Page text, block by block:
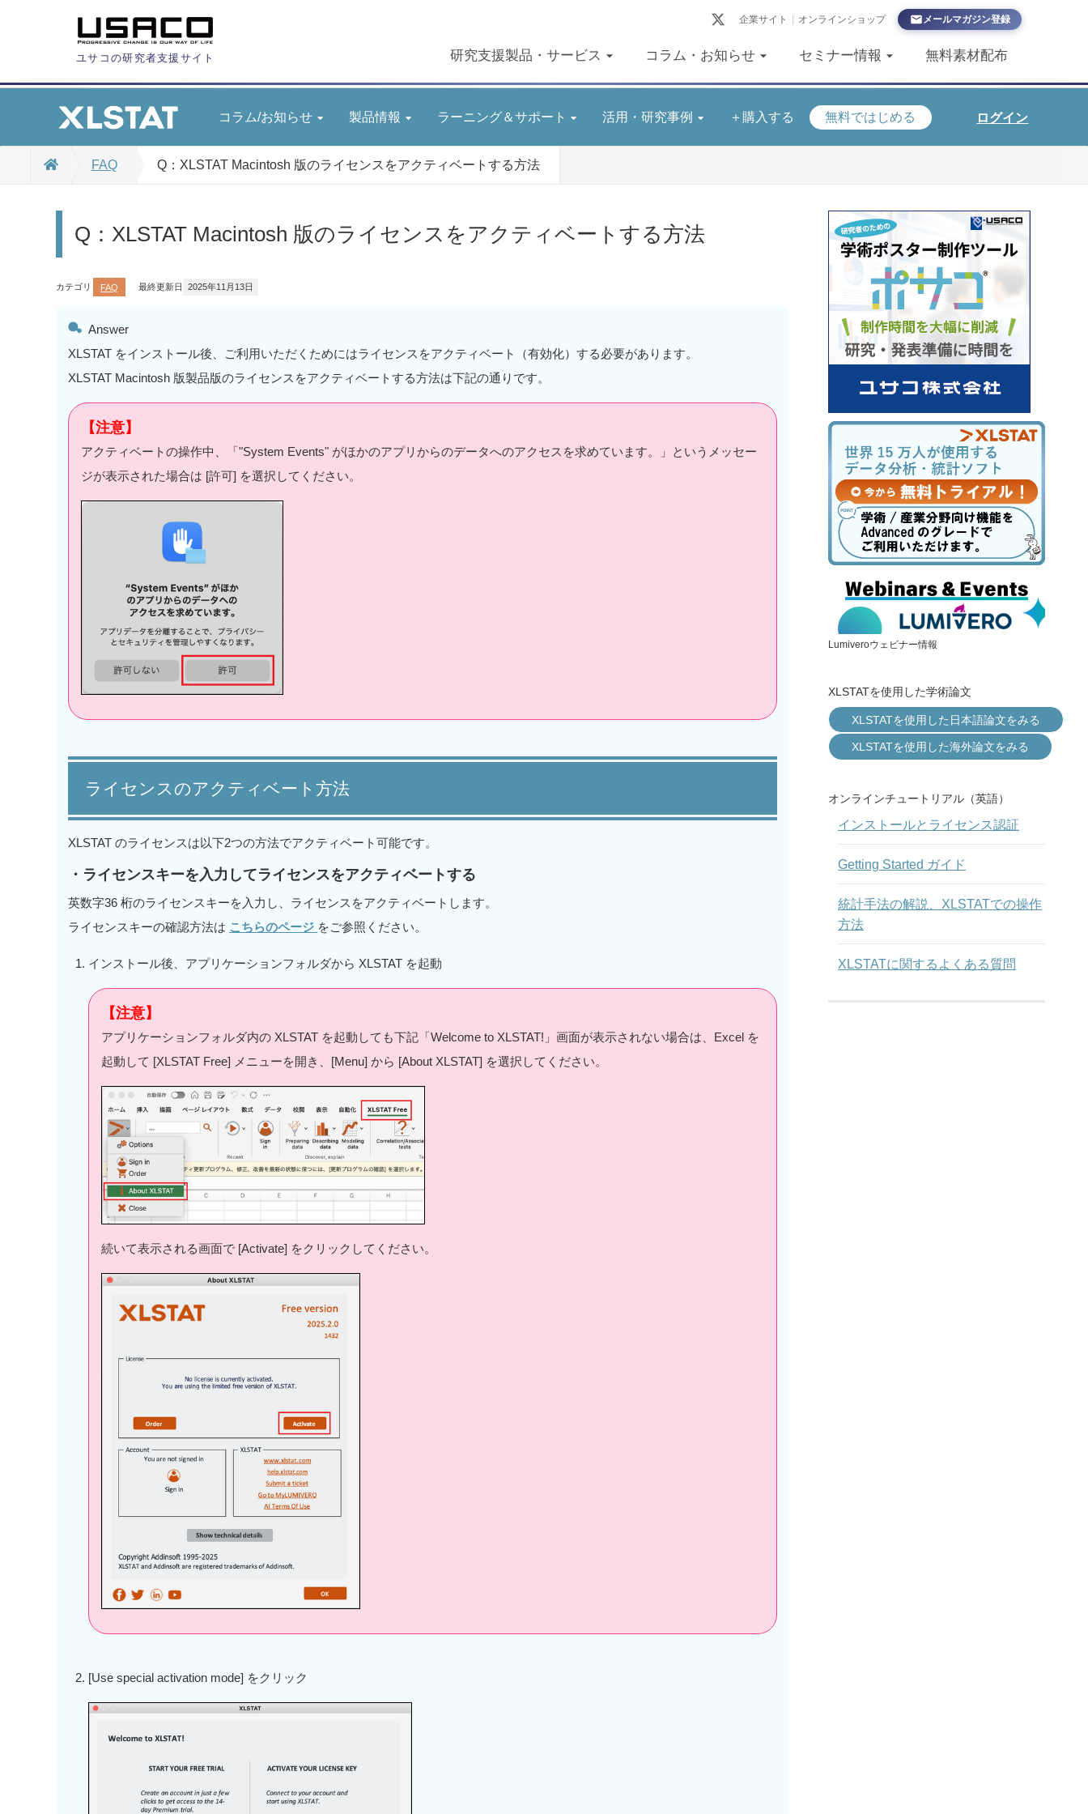
ユサコの研究者支援サイト
企業サイト | オンラインショップ メールマガジン登録
研究支援製品・サービス コラム・お知らせ セミナー情報 無料素材配布
コラム/お知らせ 製品情報 ラーニング＆サポート 活用・研究事例 ＋購入する 無料ではじめる ログイン
FAQ Q：XLSTAT Macintosh 版のライセンスをアクティベートする方法
Q：XLSTAT Macintosh 版のライセンスをアクティベートする方法
カテゴリ FAQ 最終更新日 2025年11月13日
Answer
XLSTAT をインストール後、ご利用いただくためにはライセンスをアクティベート（有効化）する必要があります。
XLSTAT Macintosh 版製品版のライセンスをアクティベートする方法は下記の通りです。
【注意】
アクティベートの操作中、「"System Events" がほかのアプリからのデータへのアクセスを求めています。」というメッセー
ジが表示された場合は [許可] を選択してください。
ライセンスのアクティベート方法
XLSTAT のライセンスは以下2つの方法でアクティベート可能です。
・ライセンスキーを入力してライセンスをアクティベートする
英数字36 桁のライセンスキーを入力し、ライセンスをアクティベートします。
ライセンスキーの確認方法は こちらのページ をご参照ください。
インストール後、アプリケーションフォルダから XLSTAT を起動
【注意】
アプリケーションフォルダ内の XLSTAT を起動しても下記「Welcome to XLSTAT!」画面が表示されない場合は、Excel を
起動して [XLSTAT Free] メニューを開き、[Menu] から [About XLSTAT] を選択してください。
続いて表示される画面で [Activate] をクリックしてください。
[Use special activation mode] をクリック
Lumiveroウェビナー情報
XLSTATを使用した学術論文
XLSTATを使用した日本語論文をみる
XLSTATを使用した海外論文をみる
オンラインチュートリアル（英語）
インストールとライセンス認証
Getting Started ガイド
統計手法の解説、XLSTATでの操作
方法
XLSTATに関するよくある質問